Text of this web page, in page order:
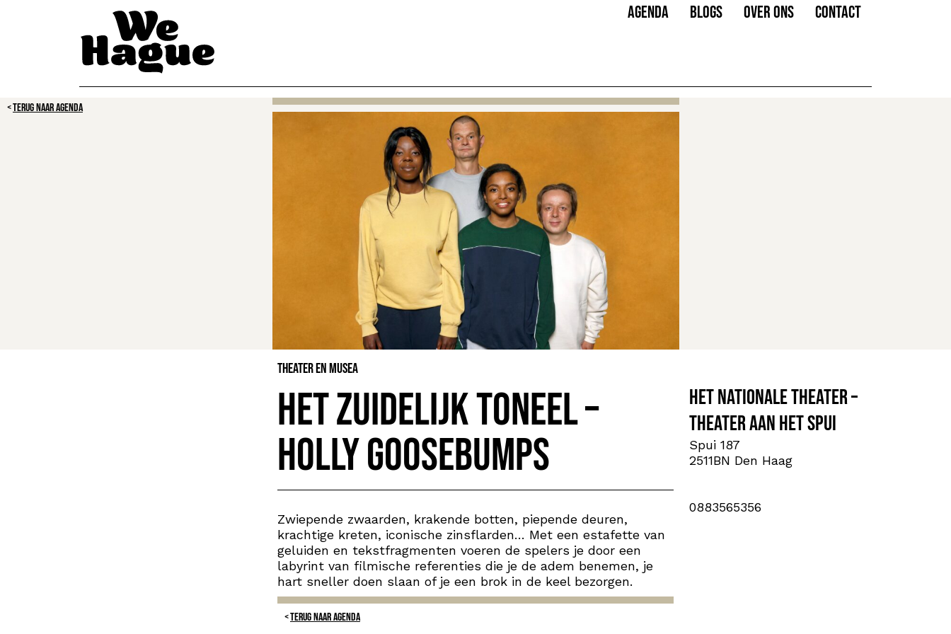
AGENDA BLOGS OVER ONS CONTACT
TERUG NAAR AGENDA
Theater en Musea
Het Zuidelijk Toneel –
Holly Goosebumps
Zwiepende zwaarden, krakende botten, piepende deuren,
krachtige kreten, iconische zinsflarden… Met een estafette van
geluiden en tekstfragmenten voeren de spelers je door een
labyrint van filmische referenties die je de adem benemen, je
hart sneller doen slaan of je een brok in de keel bezorgen.
TERUG NAAR AGENDA
Het Nationale Theater –
Theater aan het Spui
Spui 187
2511BN Den Haag
0883565356